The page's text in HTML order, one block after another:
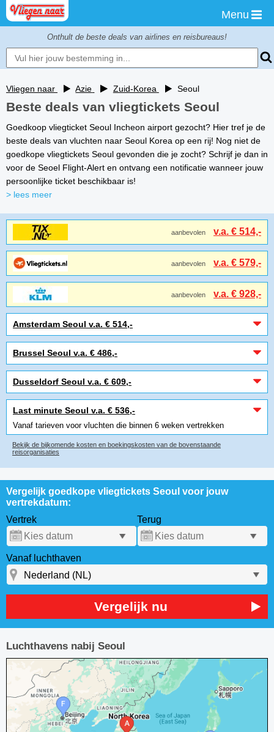
Menu
Onthult de beste deals van airlines en reisbureaus!
Vliegen naar Azie Zuid-Korea Seoul
Beste deals van vliegtickets Seoul
Goedkoop vliegticket Seoul Incheon airport gezocht? Hier tref je de
beste deals van vluchten naar Seoul Korea op een rij! Nog niet de
goedkope vliegtickets Seoul gevonden die je zocht? Schrijf je dan in
voor de Seoel Flight-Alert en ontvang een notificatie wanneer jouw
persoonlijke ticket beschikbaar is!
> lees meer
aanbevolen v.a. € 514,-
aanbevolen v.a. € 579,-
aanbevolen v.a. € 928,-
Amsterdam Seoul v.a. € 514,-
Brussel Seoul v.a. € 486,-
Dusseldorf Seoul v.a. € 609,-
Last minute Seoul v.a. € 536,-
Vanaf tarieven voor vluchten die binnen 6 weken vertrekken
Bekijk de bijkomende kosten en boekingskosten van de bovenstaande
reisorganisaties
Vergelijk goedkope vliegtickets Seoul voor jouw
vertrekdatum:
Vertrek
Terug
Vanaf luchthaven
Vergelijk nu
Luchthavens nabij Seoul